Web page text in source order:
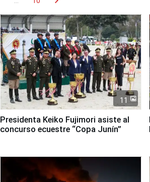
11
Presidenta Keiko Fujimori asiste al
concurso ecuestre “Copa Junín”